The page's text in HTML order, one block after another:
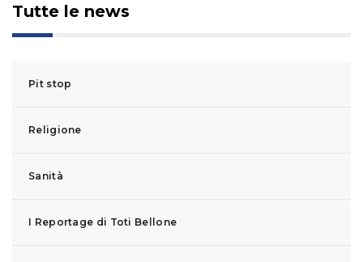
Tutte le news
Pit stop
Religione
Sanità
I Reportage di Toti Bellone